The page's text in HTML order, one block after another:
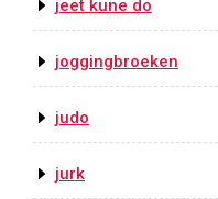
jeet kune do
joggingbroeken
judo
jurk